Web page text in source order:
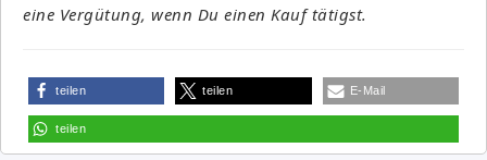
eine Vergütung, wenn Du einen Kauf tätigst.
teilen teilen E-Mail
teilen